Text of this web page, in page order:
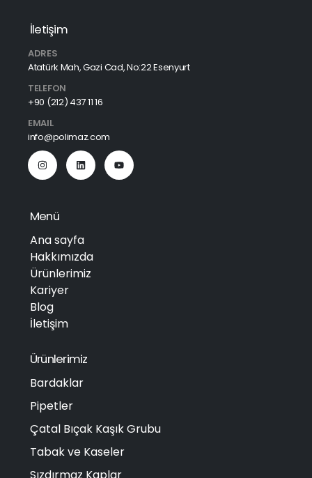
İletişim
ADRES
Atatürk Mah, Gazi Cad, No:22 Esenyurt
TELEFON
+90 (212) 437 11 16
EMAIL
info@polimaz.com
Menü
Ana sayfa
Hakkımızda
Ürünlerimiz
Kariyer
Blog
İletişim
Ürünlerimiz
Bardaklar
Pipetler
Çatal Bıçak Kaşık Grubu
Tabak ve Kaseler